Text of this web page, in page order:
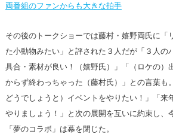
両番組のファンからも大きな拍手
その後のトークショーでは藤村・嬉野両氏に「
た小動物みたい」と評された３人だが「３人の
具合・素材が良い！（嬉野氏）」「（ロケの）
からず終わっちゃった（藤村氏）」との言葉も
どうでしょうと）イベントをやりたい！」「来
やりましょう！」と次の展開を互いに約束し、
「夢のコラボ」は幕を閉じた。